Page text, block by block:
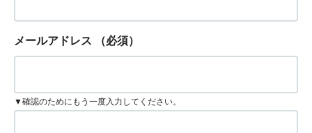
メールアドレス （必須）
▼確認のためにもう一度入力してください。